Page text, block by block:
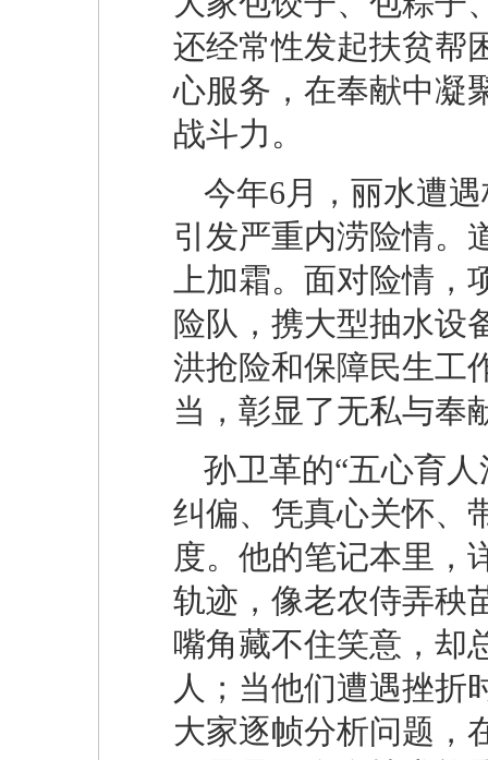
还经常性发起扶贫帮
心服务，在奉献中凝
战斗力。
今年6月，丽水遭
引发严重内涝险情。
上加霜。面对险情
险队，携大型抽水设
洪抢险和保障民生工
当，彰显了无私与奉
孙卫革的“五心育
纠偏、凭真心关怀、
度。他的笔记本里，
轨迹，像老农侍弄秧
嘴角藏不住笑意，却
人；当他们遭遇挫折
大家逐帧分析问题，